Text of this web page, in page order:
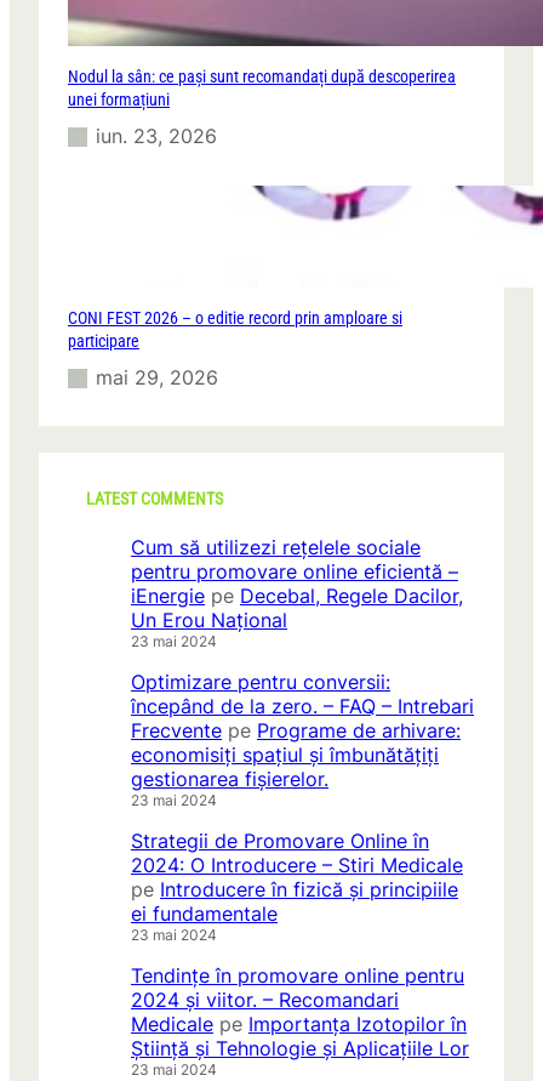
Nodul la sân: ce pași sunt recomandați după descoperirea
unei formațiuni
iun. 23, 2026
CONI FEST 2026 – o editie record prin amploare si
participare
mai 29, 2026
LATEST COMMENTS
Cum să utilizezi rețelele sociale
pentru promovare online eficientă –
iEnergie pe Decebal, Regele Dacilor,
Un Erou Național
23 mai 2024
Optimizare pentru conversii:
începând de la zero. – FAQ – Intrebari
Frecvente pe Programe de arhivare:
economisiți spațiul și îmbunătățiți
gestionarea fișierelor.
23 mai 2024
Strategii de Promovare Online în
2024: O Introducere – Stiri Medicale
pe Introducere în fizică și principiile
ei fundamentale
23 mai 2024
Tendințe în promovare online pentru
2024 și viitor. – Recomandari
Medicale pe Importanța Izotopilor în
Știință și Tehnologie și Aplicațiile Lor
23 mai 2024